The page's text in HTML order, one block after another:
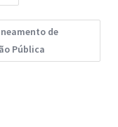
de
Pública